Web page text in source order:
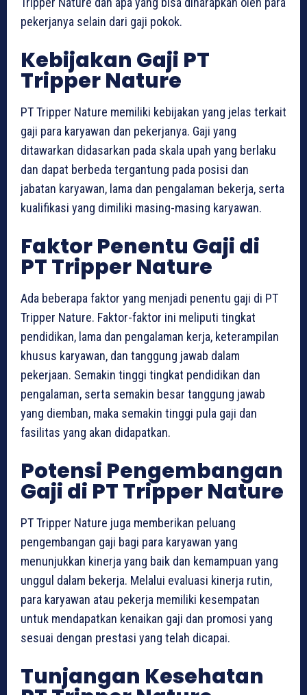
pekerjanya selain dari gaji pokok.
Kebijakan Gaji PT
Tripper Nature
PT Tripper Nature memiliki kebijakan yang jelas terkait
gaji para karyawan dan pekerjanya. Gaji yang
ditawarkan didasarkan pada skala upah yang berlaku
dan dapat berbeda tergantung pada posisi dan
jabatan karyawan, lama dan pengalaman bekerja, serta
kualifikasi yang dimiliki masing-masing karyawan.
Faktor Penentu Gaji di
PT Tripper Nature
Ada beberapa faktor yang menjadi penentu gaji di PT
Tripper Nature. Faktor-faktor ini meliputi tingkat
pendidikan, lama dan pengalaman kerja, keterampilan
khusus karyawan, dan tanggung jawab dalam
pekerjaan. Semakin tinggi tingkat pendidikan dan
pengalaman, serta semakin besar tanggung jawab
yang diemban, maka semakin tinggi pula gaji dan
fasilitas yang akan didapatkan.
Potensi Pengembangan
Gaji di PT Tripper Nature
PT Tripper Nature juga memberikan peluang
pengembangan gaji bagi para karyawan yang
menunjukkan kinerja yang baik dan kemampuan yang
unggul dalam bekerja. Melalui evaluasi kinerja rutin,
para karyawan atau pekerja memiliki kesempatan
untuk mendapatkan kenaikan gaji dan promosi yang
sesuai dengan prestasi yang telah dicapai.
Tunjangan Kesehatan